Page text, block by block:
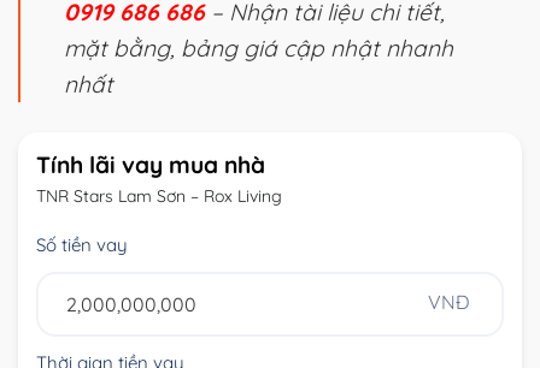
0919 686 686 – Nhận tài liệu chi tiết,
mặt bằng, bảng giá cập nhật nhanh
nhất
Tính lãi vay mua nhà
TNR Stars Lam Sơn – Rox Living
Số tiền vay
VNĐ
Thời gian tiền vay